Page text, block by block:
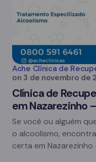
Ache Clínica de
on 3 de novembro de
Clínica de
em Nazarezinho
Se você ou alguém
o alcoolismo,
certa em Nazarezinho